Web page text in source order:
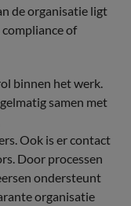
de organisatie ligt
of
binnen het werk.
samen met
Ook is er contact
Door processen
ondersteunt
organisatie